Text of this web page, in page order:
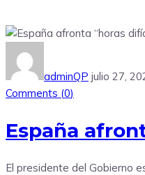
adminQP julio 27,
Comments (0)
España
El presidente del Gobierno